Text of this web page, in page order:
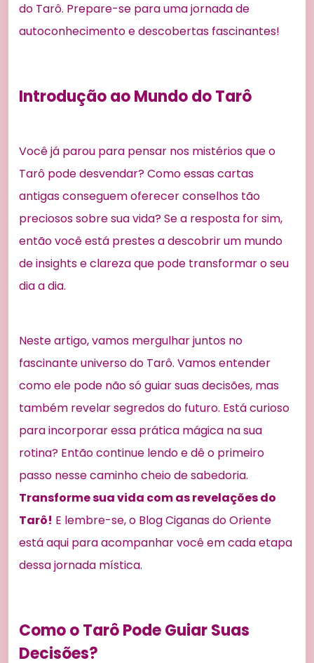
do Tarô. Prepare-se para uma jornada de
autoconhecimento e descobertas fascinantes!
Introdução ao Mundo do Tarô
Você já parou para pensar nos mistérios que o
Tarô pode desvendar? Como essas cartas
antigas conseguem oferecer conselhos tão
preciosos sobre sua vida? Se a resposta for sim,
então você está prestes a descobrir um mundo
de insights e clareza que pode transformar o seu
dia a dia.
Neste artigo, vamos mergulhar juntos no
fascinante universo do Tarô. Vamos entender
como ele pode não só guiar suas decisões, mas
também revelar segredos do futuro. Está curioso
para incorporar essa prática mágica na sua
rotina? Então continue lendo e dê o primeiro
passo nesse caminho cheio de sabedoria.
Transforme sua vida com as revelações do
Tarô! E lembre-se, o Blog Ciganas do Oriente
está aqui para acompanhar você em cada etapa
dessa jornada mística.
Como o Tarô Pode Guiar Suas
Decisões?